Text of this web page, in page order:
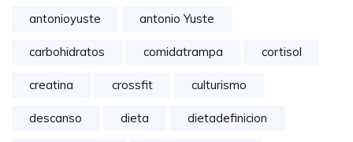
antonioyuste antonio Yuste
carbohidratos comidatrampa cortisol
creatina crossfit culturismo
descanso dieta dietadefinicion